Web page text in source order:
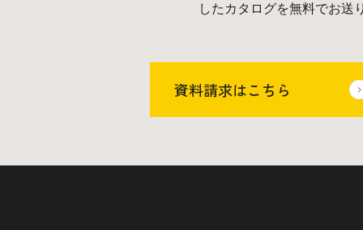
したカタログを無料でお送
資料請求はこちら